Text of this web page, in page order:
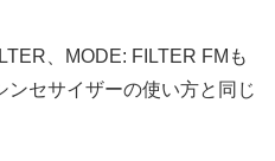
、MODE: FILTER FMも
セサイザーの使い方と同じ